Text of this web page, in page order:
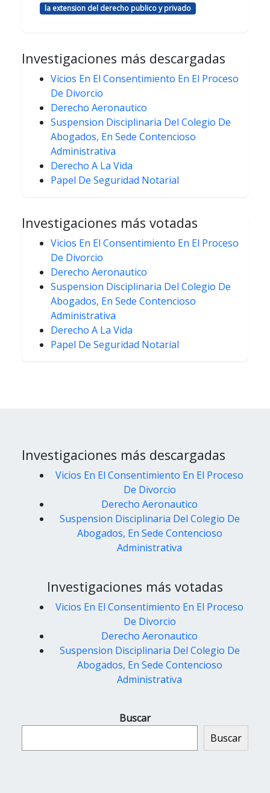
la extension del derecho publico y privado
Investigaciones más descargadas
Vicios En El Consentimiento En El Proceso
De Divorcio
Derecho Aeronautico
Suspension Disciplinaria Del Colegio De
Abogados, En Sede Contencioso
Administrativa
Derecho A La Vida
Papel De Seguridad Notarial
Investigaciones más votadas
Vicios En El Consentimiento En El Proceso
De Divorcio
Derecho Aeronautico
Suspension Disciplinaria Del Colegio De
Abogados, En Sede Contencioso
Administrativa
Derecho A La Vida
Papel De Seguridad Notarial
Investigaciones más descargadas
Vicios En El Consentimiento En El Proceso
De Divorcio
Derecho Aeronautico
Suspension Disciplinaria Del Colegio De
Abogados, En Sede Contencioso
Administrativa
Investigaciones más votadas
Vicios En El Consentimiento En El Proceso
De Divorcio
Derecho Aeronautico
Suspension Disciplinaria Del Colegio De
Abogados, En Sede Contencioso
Administrativa
Buscar
Buscar